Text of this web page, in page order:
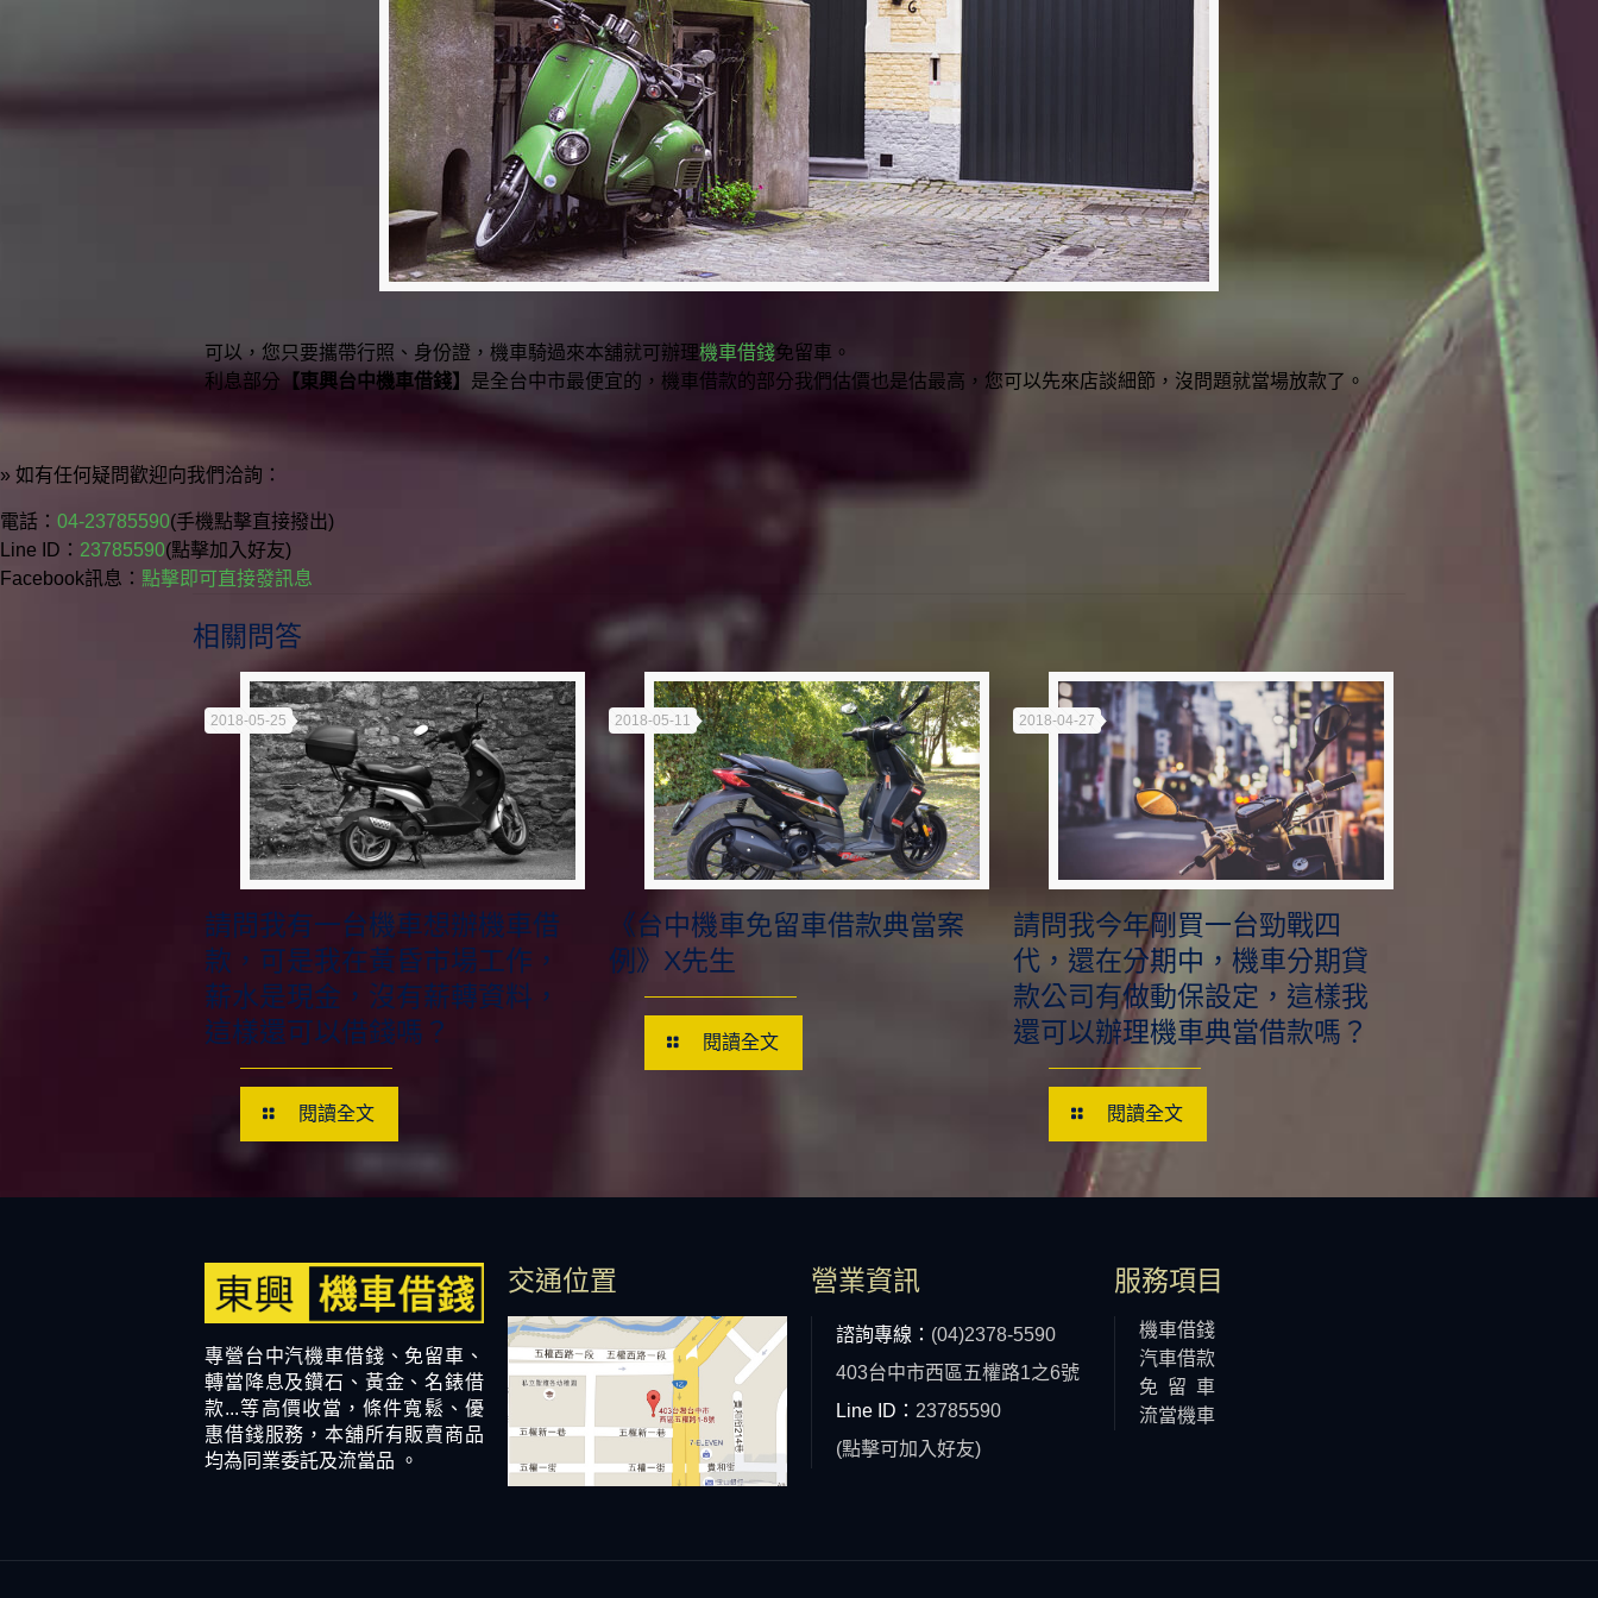
可以，您只要攜帶行照、身份證，機車騎過來本舖就可辦理機車借錢免留車。
利息部分 【東興台中機車借錢】 是全台中市最便宜的，機車借款的部分我們估價也是估最高，您可以先來店談細節，沒問題就當場放款了。
» 如有任何疑問歡迎向我們洽詢：
電話： 04-23785590(手機點擊直接撥出)
Line ID： 23785590(點擊加入好友)
Facebook訊息： 點擊即可直接發訊息
相關問答
2018-05-25
請問我有一台機車想辦機車借
款，可是我在黃昏市場工作，
薪水是現金，沒有薪轉資料，
這樣還可以借錢嗎？
閱讀全文
2018-05-11
《台中機車免留車借款典當案
例》X先生
閱讀全文
2018-04-27
請問我今年剛買一台勁戰四
代，還在分期中，機車分期貸
款公司有做動保設定，這樣我
還可以辦理機車典當借款嗎？
閱讀全文
專營台中汽機車借錢、免留車、
轉當降息及鑽石、黃金、名錶借
款...等高價收當，條件寬鬆、優
惠借錢服務，本舖所有販賣商品
均為同業委託及流當品 。
交通位置 營業資訊
諮詢專線： (04)2378-5590
403台中市西區五權路1之6號
Line ID： 23785590
(點擊可加入好友)
服務項目
機車借錢
汽車借款
免 留 車
流當機車